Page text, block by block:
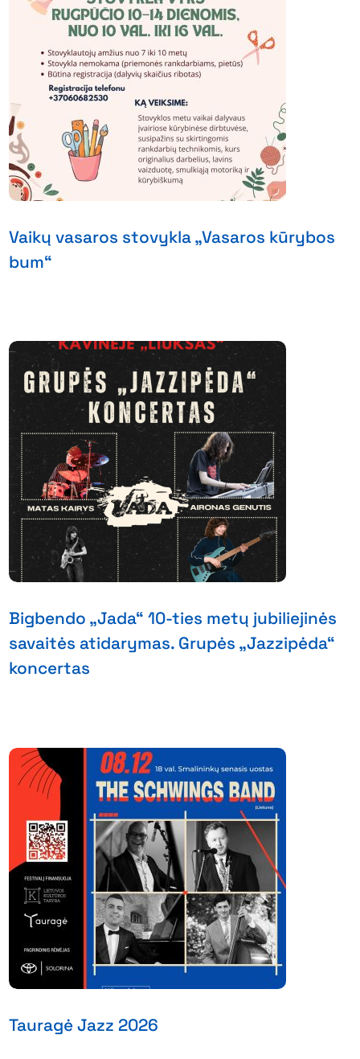
Vaikų vasaros stovykla „Vasaros kūrybos
bum“
Bigbendo „Jada“ 10-ties metų jubiliejinės
savaitės atidarymas. Grupės „Jazzipėda“
koncertas
Tauragė Jazz 2026